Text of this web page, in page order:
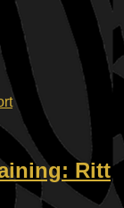
Ritt